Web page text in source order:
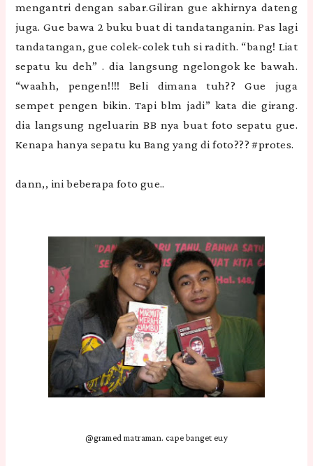
mengantri dengan sabar.Giliran gue akhirnya dateng
juga. Gue bawa 2 buku buat di tandatanganin. Pas lagi
tandatangan, gue colek-colek tuh si radith. “bang! Liat
sepatu ku deh” . dia langsung ngelongok ke bawah.
“waahh, pengen!!!! Beli dimana tuh?? Gue juga
sempet pengen bikin. Tapi blm jadi” kata die girang.
dia langsung ngeluarin BB nya buat foto sepatu gue.
Kenapa hanya sepatu ku Bang yang di foto??? #protes.
dann,, ini beberapa foto gue..
@gramed matraman. cape banget euy